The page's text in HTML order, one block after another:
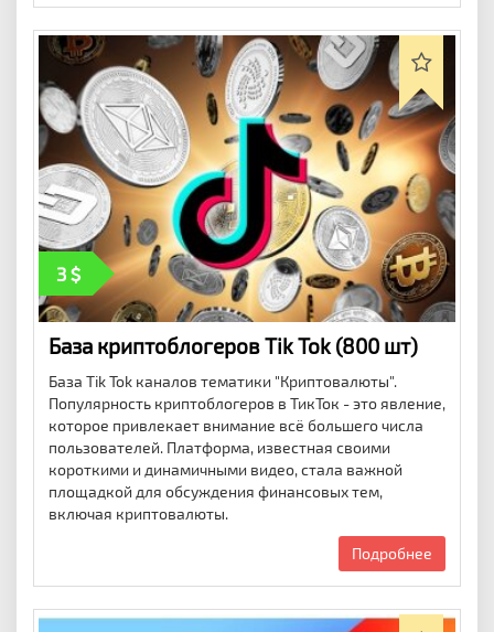
3
База криптоблогеров Tik Tok (800 шт)
База Tik Tok каналов тематики "Криптовалюты".
Популярность криптоблогеров в ТикТок - это явление,
которое привлекает внимание всё большего числа
пользователей. Платформа, известная своими
короткими и динамичными видео, стала важной
площадкой для обсуждения финансовых тем,
включая криптовалюты.
Подробнее